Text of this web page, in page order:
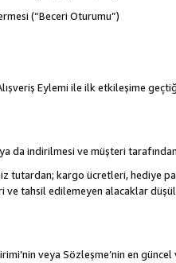
(“Beceri Oturumu”)
Eylemi ile ilk etkileşime
da indirilmesi ve müşteri
tutardan; kargo ücretleri, hediye
ve tahsil edilemeyen alacaklar
veya Sözleşme’nin en